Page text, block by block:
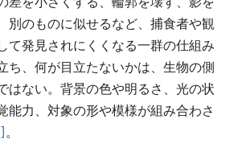
別のものに似せるなど、捕食者や観
て発見されにくくなる一群の仕組み
ち、何が目立たないかは、生物の側
はない。背景の色や明るさ、光の状
能力、対象の形や模様が組み合わさ
。